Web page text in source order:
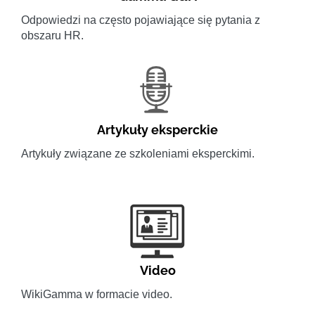
Odpowiedzi na często pojawiające się pytania z
obszaru HR.
Artykuły eksperckie
Artykuły związane ze szkoleniami eksperckimi.
Video
WikiGamma w formacie video.